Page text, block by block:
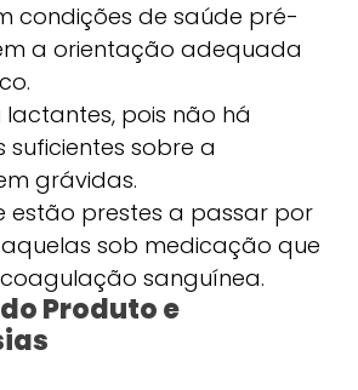
condições de saúde pré-
a orientação adequada
pois não há
suficientes sobre a
grávidas.
estão prestes a passar por
sob medicação que
sanguínea.
Produto e